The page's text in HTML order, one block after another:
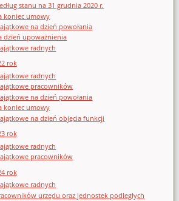
stanu na 31 grudnia 2020 r.
koniec umowy
na dzień powołania
dzień upoważnienia
radnych
rok
radnych
pracowników
na dzień powołania
koniec umowy
na dzień objęcia funkcji
rok
radnych
pracowników
rok
radnych
urzędu oraz jednostek podległych